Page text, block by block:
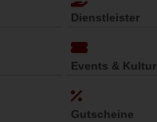
Dienstleister
Events & Kultur
Gutscheine